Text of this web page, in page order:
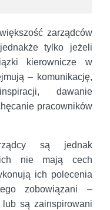
zarządców
tylko jeżeli
kierownicze w
– komunikację,
dawanie
pracowników
są jednak
nie mają cech
ich polecenia
zobowiązani –
są zainspirowani